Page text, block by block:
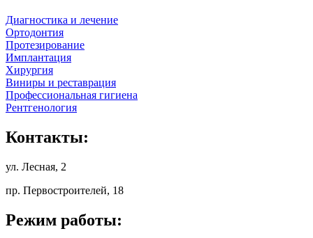
Диагностика и лечение
Ортодонтия
Протезирование
Имплантация
Хирургия
Виниры и реставрация
Профессиональная гигиена
Рентгенология
Контакты:
ул. Лесная, 2
пр. Первостроителей, 18
Режим работы: